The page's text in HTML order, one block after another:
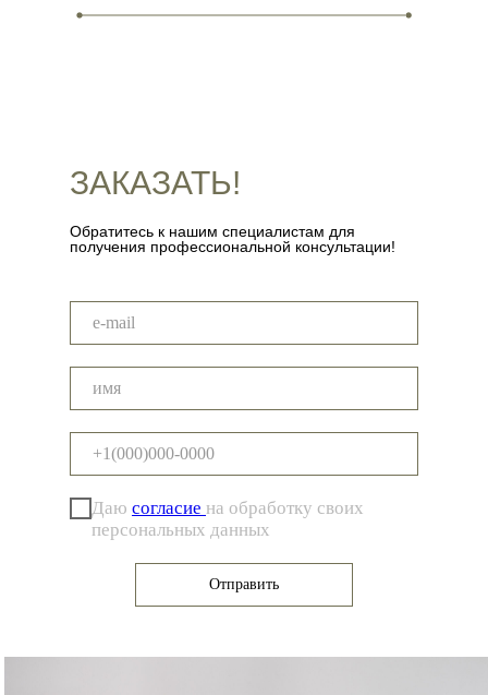
ЗАКАЗАТЬ!
Даю согласие на обработку своих
персональных данных
Отправить
Обратитесь к нашим специалистам для
получения профессиональной консультации!